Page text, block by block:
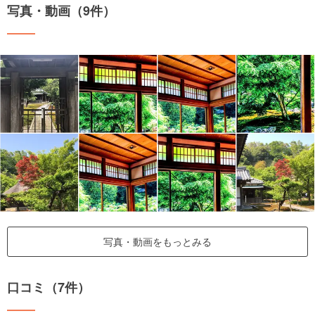
写真・動画（9件）
写真・動画をもっとみる
口コミ（7件）